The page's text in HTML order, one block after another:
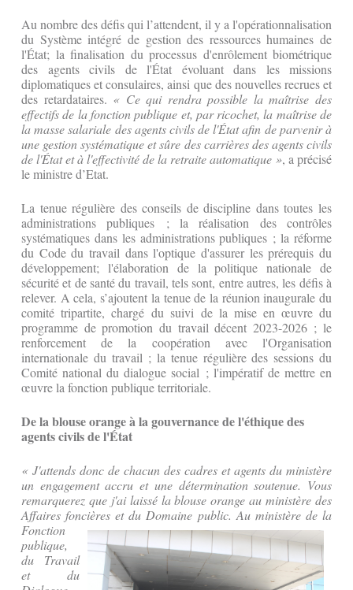
Au nombre des défis qui l’attendent, il y a l'opérationnalisation
du Système intégré de gestion des ressources humaines de
l'État; la finalisation du processus d'enrôlement biométrique
des agents civils de l'État évoluant dans les missions
diplomatiques et consulaires, ainsi que des nouvelles recrues et
des retardataires. « Ce qui rendra possible la maîtrise des
effectifs de la fonction publique et, par ricochet, la maîtrise de
la masse salariale des agents civils de l'État afin de parvenir à
une gestion systématique et sûre des carrières des agents civils
de l'État et à l'effectivité de la retraite automatique », a précisé
le ministre d’Etat.
La tenue régulière des conseils de discipline dans toutes les
administrations publiques ; la réalisation des contrôles
systématiques dans les administrations publiques ; la réforme
du Code du travail dans l'optique d'assurer les prérequis du
développement; l'élaboration de la politique nationale de
sécurité et de santé du travail, tels sont, entre autres, les défis à
relever. A cela, s’ajoutent la tenue de la réunion inaugurale du
comité tripartite, chargé du suivi de la mise en œuvre du
programme de promotion du travail décent 2023-2026 ; le
renforcement de la coopération avec l'Organisation
internationale du travail ; la tenue régulière des sessions du
Comité national du dialogue social ; l'impératif de mettre en
œuvre la fonction publique territoriale.
De la blouse orange à la gouvernance de l'éthique des
agents civils de l'État
« J'attends donc de chacun des cadres et agents du ministère
un engagement accru et une détermination soutenue. Vous
remarquerez que j'ai laissé la blouse orange au ministère des
Affaires foncières et du Domaine public. Auministère de la
Fonction
publique,
du Travail
et du